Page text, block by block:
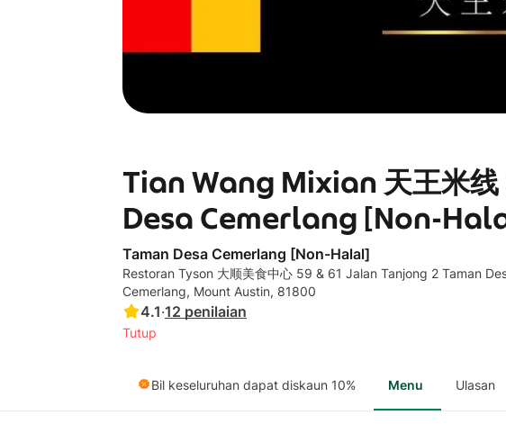
Tian Wang Mixian 天王米
Desa Cemerlang [Non-
Taman Desa Cemerlang [Non-Halal]
Restoran Tyson 大顺美食中心 59 & 61 Jalan Tanjong 2 Taman
Cemerlang, Mount Austin, 81800
4.1·12 penilaian
Tutup
Bil keseluruhan dapat diskaun 10% Menu Ulasan